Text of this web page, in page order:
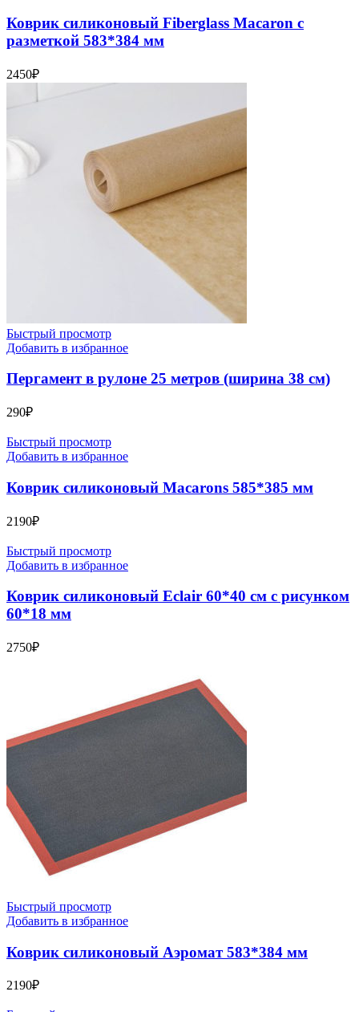
Коврик силиконовый Fiberglass Macaron с
разметкой 583*384 мм
2450₽
Быстрый просмотр
Добавить в избранное
Пергамент в рулоне 25 метров (ширина 38 см)
290₽
Быстрый просмотр
Добавить в избранное
Коврик силиконовый Macarons 585*385 мм
2190₽
Быстрый просмотр
Добавить в избранное
Коврик силиконовый Eclair 60*40 см с рисунком
60*18 мм
2750₽
Быстрый просмотр
Добавить в избранное
Коврик силиконовый Аэромат 583*384 мм
2190₽